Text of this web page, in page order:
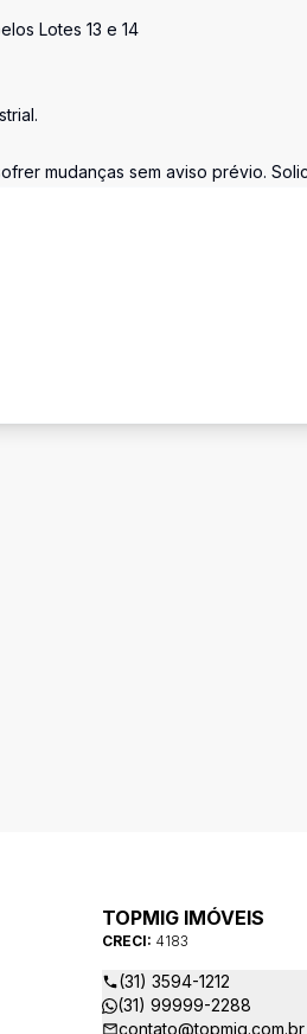
Lotes 13 e 14
mudanças sem aviso prévio.
TOPMIG IMÓVEIS
CRECI: 4183
(31) 3594-1212
(31) 99999-2288
contato@topmig.com.br